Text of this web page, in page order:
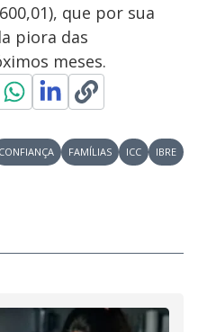
que por sua
piora das
meses.
CONFIANÇA FAMÍLIAS ICC
IBRE